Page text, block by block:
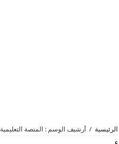
أرشيف الوسم : المنصة التعليمية سلطنة